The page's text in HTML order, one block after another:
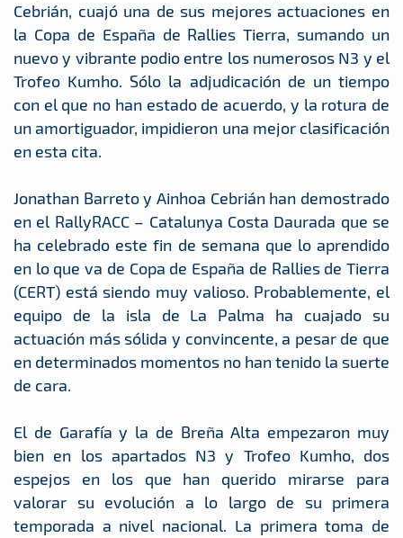
Cebrián, cuajó una de sus mejores actuaciones en
la Copa de España de Rallies Tierra, sumando un
nuevo y vibrante podio entre los numerosos N3 y el
Trofeo Kumho. Sólo la adjudicación de un tiempo
con el que no han estado de acuerdo, y la rotura de
un amortiguador, impidieron una mejor clasificación
en esta cita.
Jonathan Barreto y Ainhoa Cebrián han demostrado
en el RallyRACC – Catalunya Costa Daurada que se
ha celebrado este fin de semana que lo aprendido
en lo que va de Copa de España de Rallies de Tierra
(CERT) está siendo muy valioso. Probablemente, el
equipo de la isla de La Palma ha cuajado su
actuación más sólida y convincente, a pesar de que
en determinados momentos no han tenido la suerte
de cara.
El de Garafía y la de Breña Alta empezaron muy
bien en los apartados N3 y Trofeo Kumho, dos
espejos en los que han querido mirarse para
valorar su evolución a lo largo de su primera
temporada a nivel nacional. La primera toma de